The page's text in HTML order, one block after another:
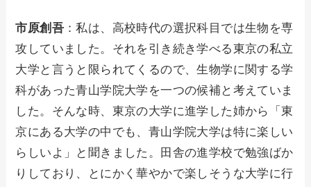
市原創吾 ：私は、高校時代の選択科目では生物を専
攻していました。それを引き続き学べる東京の私立
大学と言うと限られてくるので、生物学に関する学
科があった青山学院大学を一つの候補と考えていま
した。そんな時、東京の大学に進学した姉から「東
京にある大学の中でも、青山学院大学は特に楽しい
らしいよ」と聞きました。田舎の進学校で勉強ばか
りしており、とにかく華やかで楽しそうな大学に行